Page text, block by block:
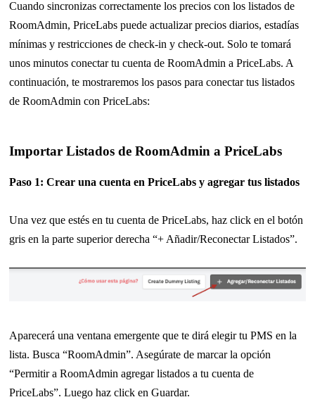
Cuando sincronizas correctamente los precios con los listados de
RoomAdmin, PriceLabs puede actualizar precios diarios, estadías
mínimas y restricciones de check-in y check-out. Solo te tomará
unos minutos conectar tu cuenta de RoomAdmin a PriceLabs. A
continuación, te mostraremos los pasos para conectar tus listados
de RoomAdmin con PriceLabs:
Importar Listados de RoomAdmin a PriceLabs
Paso 1: Crear una cuenta en PriceLabs y agregar tus listados
Una vez que estés en tu cuenta de PriceLabs, haz click en el botón
gris en la parte superior derecha “+ Añadir/Reconectar Listados”.
Aparecerá una ventana emergente que te dirá elegir tu PMS en la
lista. Busca “RoomAdmin”. Asegúrate de marcar la opción
“Permitir a RoomAdmin agregar listados a tu cuenta de
PriceLabs”. Luego haz click en Guardar.